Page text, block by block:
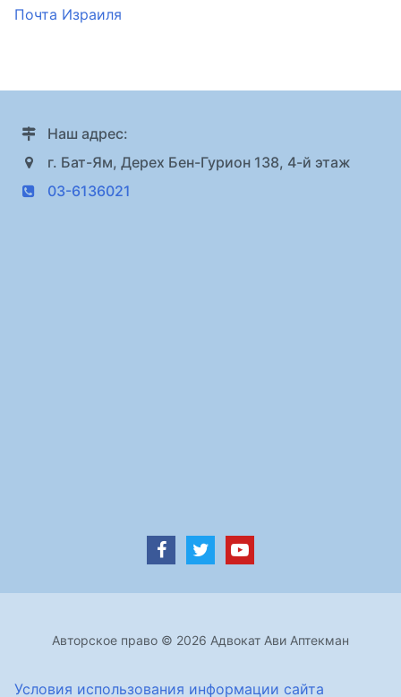
Почта Израиля
Наш адрес:
г. Бат-Ям, Дерех Бен-Гурион 138, 4-й этаж
03-6136021
Авторское право © 2026 Адвокат Ави Аптекман
Условия использования информации сайта